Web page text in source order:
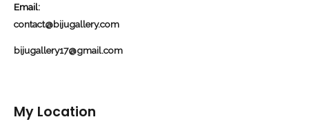
Email:
contact@bijugallery.com
bijugallery17@gmail.com
My Location